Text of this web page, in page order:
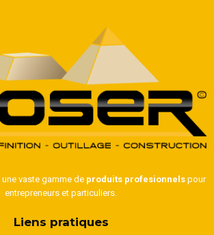
vaste gamme de produits profesionnelspour
entrepreneurs et particuliers.
Liens pratiques